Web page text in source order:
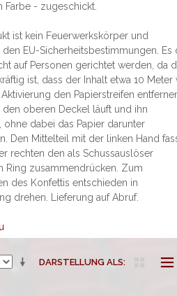
Farbe - zugeschickt.
ist kein Feuerwerkskörper und
EU-Sicherheitsbestimmungen. Es
auf Personen gerichtet werden, da
ist, dass der Inhalt etwa 10 Meter
den Papierstreifen
oberen Deckel läuft und ihn
ohne dabei das Papier darunter
Den Mittelteil mit der linken Hand
rechten den als Schussauslöser
Ring zusammendrücken. Zum
des Konfettis entschieden in
drehen. Lieferung auf Abruf.
DARSTELLUNG ALS